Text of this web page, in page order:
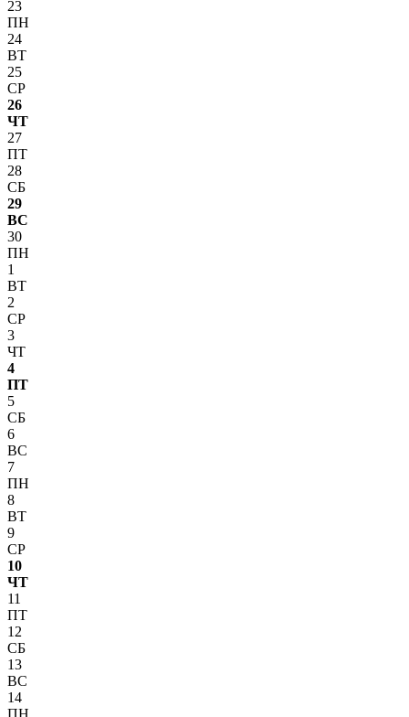
23
ПН
24
ВТ
25
СР
26
ЧТ
27
ПТ
28
СБ
29
ВС
30
ПН
1
ВТ
2
СР
3
ЧТ
4
ПТ
5
СБ
6
ВС
7
ПН
8
ВТ
9
СР
10
ЧТ
11
ПТ
12
СБ
13
ВС
14
ПН